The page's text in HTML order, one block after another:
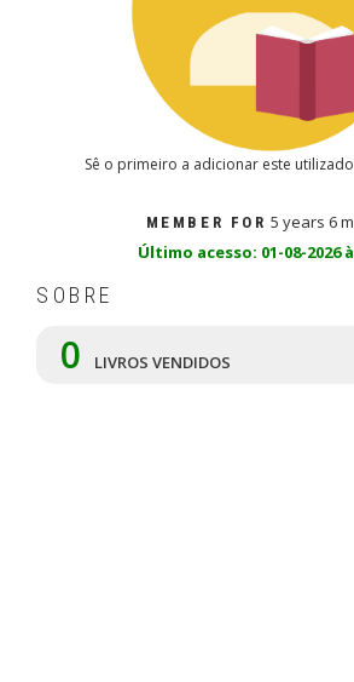
Sê o primeiro a adicionar este
MEMBER FOR 5 years 6
Último acesso: 01-08-2026
SOBRE
0 LIVROS VENDIDOS